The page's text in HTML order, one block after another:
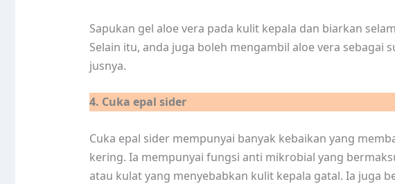
Sapukan gel aloe vera pada kulit kepala dan biarkan
Selain itu, anda juga boleh mengambil aloe vera sebagai
jusnya.
4. Cuka epal sider
Cuka epal sider mempunyai banyak kebaikan yang
kering. Ia mempunyai fungsi anti mikrobial yang
atau kulat yang menyebabkan kulit kepala gatal. Ia juga